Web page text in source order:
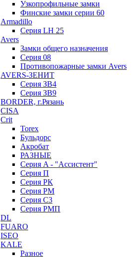
Узкопрофильные замки
Финские замки серии 60
Armadillo
Серия LH 25
Avers
Замки общего назначения
Серия 08
Противопожарные замки Avers
AVERS-ЗЕНИТ
Серия ЗВ4
Серия ЗВ9
BORDER, г.Рязань
CISA
Crit
Torex
Бульдорс
Акробат
РАЗНЫЕ
Серия A - "Ассистент"
Серия П
Серия РК
Серия РМ
Серия С3
Серия РМП
DL
FUARO
ISEO
KALE
Разное